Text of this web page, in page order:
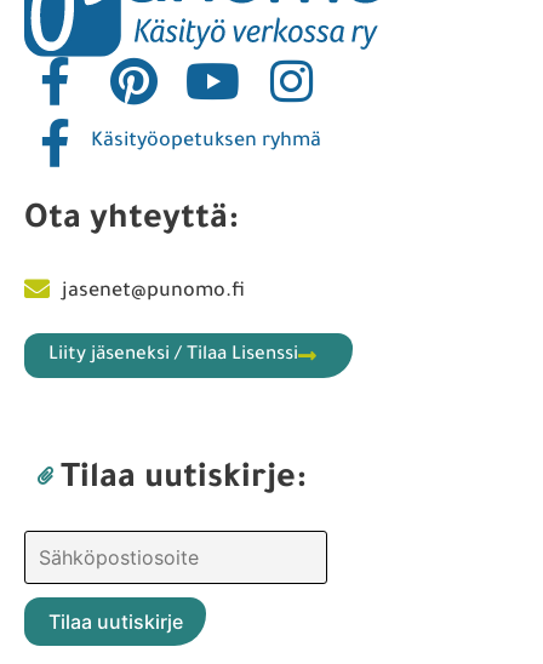
Käsityöopetuksen ryhmä
Ota yhteyttä:
jasenet@punomo.fi
Liity jäseneksi / Tilaa Lisenssi
Tilaa uutiskirje: